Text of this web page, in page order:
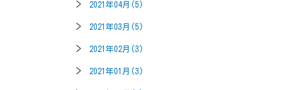
2021年04月(5)
2021年03月(5)
2021年02月(3)
2021年01月(3)